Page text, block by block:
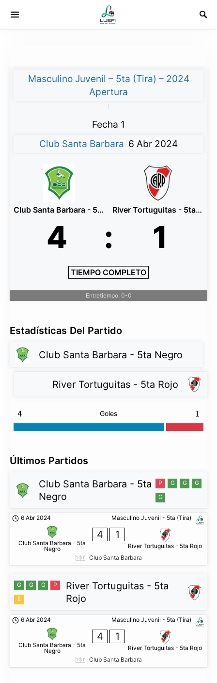
Masculino Juvenil – 5ta (Tira) – 2024
Apertura
Fecha 1
Club Santa Barbara 6 Abr 2024
Club Santa Barbara - 5ta Negro
4 : 1
TIEMPO COMPLETO
River Tortuguitas - 5ta Rojo
Entretiempo: 0-0
Estadísticas Del Partido
Club Santa Barbara - 5ta Negro
River Tortuguitas - 5ta Rojo
4 Goles 1
Últimos Partidos
Club Santa Barbara - 5ta
Negro
P G G
G
G
Masculino Juvenil - 5ta (Tira)
6 Abr 2024
Club Santa Barbara - 5ta
Negro
4 1
River Tortuguitas - 5ta Rojo
Club Santa Barbara
River Tortuguitas - 5ta
Rojo
G G G
P
E
Masculino Juvenil - 5ta (Tira)
6 Abr 2024
Club Santa Barbara - 5ta
Negro
4 1
River Tortuguitas - 5ta Rojo
Club Santa Barbara